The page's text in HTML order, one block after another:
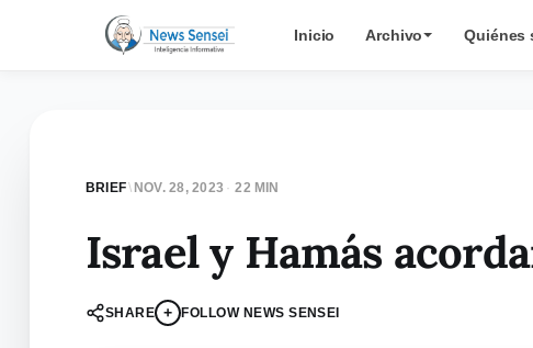
Inicio Archivo Quiénes
BRIEF\ NOV. 28, 2023 · 22 MIN
Israel y Hamás
SHARE + FOLLOW NEWS SENSEI